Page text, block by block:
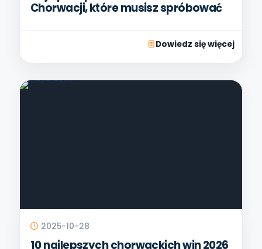
Chorwacji, które musisz spróbować
Dowiedz się więcej
2025-10-28
10 najlepszych chorwackich win 2026